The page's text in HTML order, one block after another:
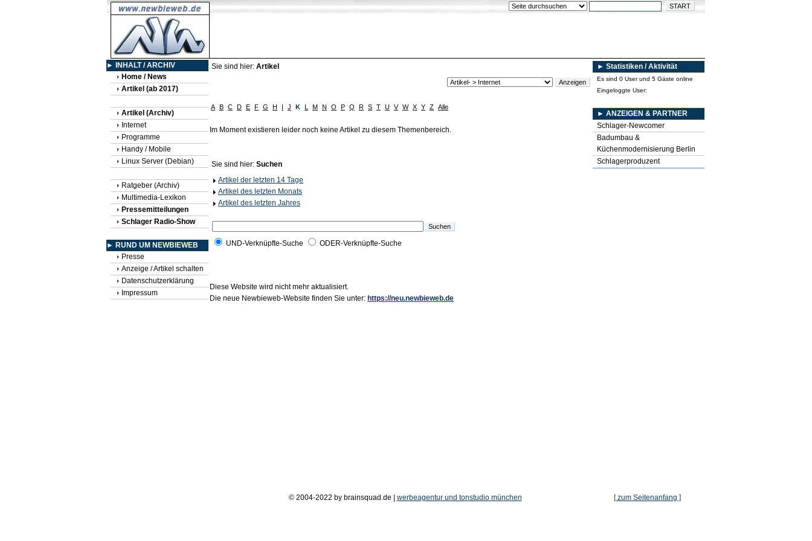
► INHALT / ARCHIV
Home / News
Artikel (ab 2017)
Artikel (Archiv)
Internet
Programme
Handy / Mobile
Linux Server (Debian)
Ratgeber (Archiv)
Multimedia-Lexikon
Pressemitteilungen
Schlager Radio-Show
► RUND UM NEWBIEWEB
Presse
Anzeige / Artikel schalten
Datenschutzerklärung
Impressum
Sie sind hier: Artikel
A B C D E F G H I J K L M N O P Q R S T U V W X Y Z Alle
Im Moment existieren leider noch keine Artikel zu diesem Themenbereich.
Sie sind hier: Suchen
Artikel der letzten 14 Tage
Artikel des letzten Monats
Artikel des letzten Jahres
UND-Verknüpfte-Suche ODER-Verknüpfte-Suche
Diese Website wird nicht mehr aktualisiert.
Die neue Newbieweb-Website finden Sie unter: https://neu.newbieweb.de
► Statistiken / Aktivität
Es sind 0 User und 5 Gäste online
Eingeloggte User:
► ANZEIGEN & PARTNER
Schlager-Newcomer
Badumbau &
Küchenmodernisierung Berlin
Schlagerproduzent
© 2004-2022 by brainsquad.de | werbeagentur und tonstudio münchen [ zum Seitenanfang ]